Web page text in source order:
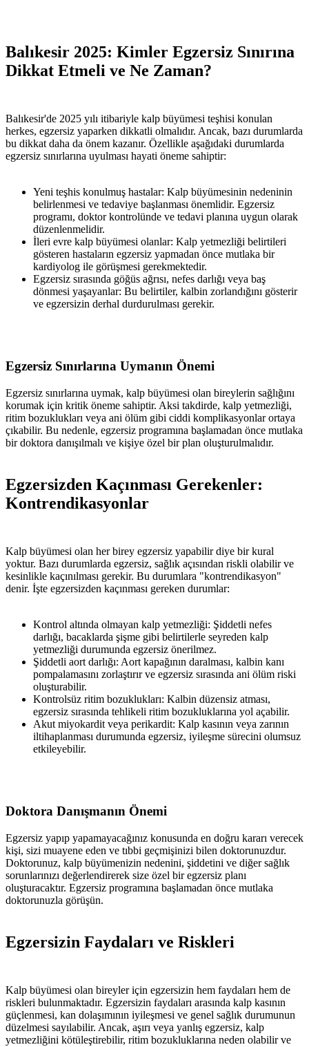
Balıkesir 2025: Kimler Egzersiz Sınırına
Dikkat Etmeli ve Ne Zaman?
Balıkesir'de 2025 yılı itibariyle kalp büyümesi teşhisi konulan
herkes, egzersiz yaparken dikkatli olmalıdır. Ancak, bazı durumlarda
bu dikkat daha da önem kazanır. Özellikle aşağıdaki durumlarda
egzersiz sınırlarına uyulması hayati öneme sahiptir:
Yeni teşhis konulmuş hastalar: Kalp büyümesinin nedeninin
belirlenmesi ve tedaviye başlanması önemlidir. Egzersiz
programı, doktor kontrolünde ve tedavi planına uygun olarak
düzenlenmelidir.
İleri evre kalp büyümesi olanlar: Kalp yetmezliği belirtileri
gösteren hastaların egzersiz yapmadan önce mutlaka bir
kardiyolog ile görüşmesi gerekmektedir.
Egzersiz sırasında göğüs ağrısı, nefes darlığı veya baş
dönmesi yaşayanlar: Bu belirtiler, kalbin zorlandığını gösterir
ve egzersizin derhal durdurulması gerekir.
Egzersiz Sınırlarına Uymanın Önemi
Egzersiz sınırlarına uymak, kalp büyümesi olan bireylerin sağlığını
korumak için kritik öneme sahiptir. Aksi takdirde, kalp yetmezliği,
ritim bozuklukları veya ani ölüm gibi ciddi komplikasyonlar ortaya
çıkabilir. Bu nedenle, egzersiz programına başlamadan önce mutlaka
bir doktora danışılmalı ve kişiye özel bir plan oluşturulmalıdır.
Egzersizden Kaçınması Gerekenler:
Kontrendikasyonlar
Kalp büyümesi olan her birey egzersiz yapabilir diye bir kural
yoktur. Bazı durumlarda egzersiz, sağlık açısından riskli olabilir ve
kesinlikle kaçınılması gerekir. Bu durumlara "kontrendikasyon"
denir. İşte egzersizden kaçınması gereken durumlar:
Kontrol altında olmayan kalp yetmezliği: Şiddetli nefes
darlığı, bacaklarda şişme gibi belirtilerle seyreden kalp
yetmezliği durumunda egzersiz önerilmez.
Şiddetli aort darlığı: Aort kapağının daralması, kalbin kanı
pompalamasını zorlaştırır ve egzersiz sırasında ani ölüm riski
oluşturabilir.
Kontrolsüz ritim bozuklukları: Kalbin düzensiz atması,
egzersiz sırasında tehlikeli ritim bozukluklarına yol açabilir.
Akut miyokardit veya perikardit: Kalp kasının veya zarının
iltihaplanması durumunda egzersiz, iyileşme sürecini olumsuz
etkileyebilir.
Doktora Danışmanın Önemi
Egzersiz yapıp yapamayacağınız konusunda en doğru kararı verecek
kişi, sizi muayene eden ve tıbbi geçmişinizi bilen doktorunuzdur.
Doktorunuz, kalp büyümenizin nedenini, şiddetini ve diğer sağlık
sorunlarınızı değerlendirerek size özel bir egzersiz planı
oluşturacaktır. Egzersiz programına başlamadan önce mutlaka
doktorunuzla görüşün.
Egzersizin Faydaları ve Riskleri
Kalp büyümesi olan bireyler için egzersizin hem faydaları hem de
riskleri bulunmaktadır. Egzersizin faydaları arasında kalp kasının
güçlenmesi, kan dolaşımının iyileşmesi ve genel sağlık durumunun
düzelmesi sayılabilir. Ancak, aşırı veya yanlış egzersiz, kalp
yetmezliğini kötüleştirebilir, ritim bozukluklarına neden olabilir ve